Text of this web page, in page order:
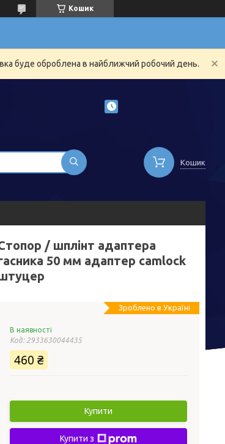
Кошик
буде оброблена в найближчий робочий день.
Кошик
/ шплінт адаптера
50 мм адаптер camlock
Зроблено в Україні
В наявності
Код: 2933630044435
460 ₴
Купити
Купити з